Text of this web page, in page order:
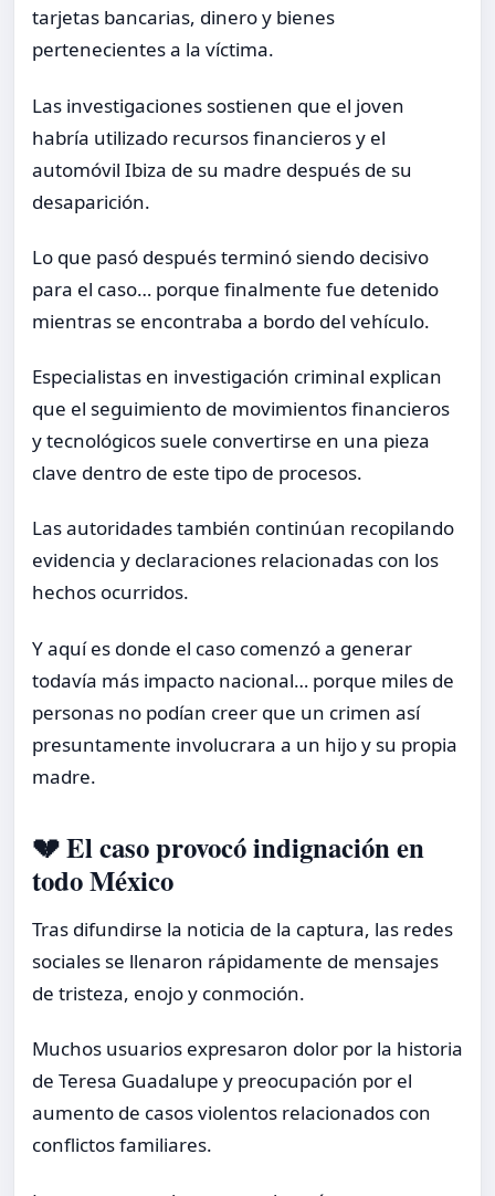
tarjetas bancarias, dinero y bienes
pertenecientes a la víctima.
Las investigaciones sostienen que el joven
habría utilizado recursos financieros y el
automóvil Ibiza de su madre después de su
desaparición.
Lo que pasó después terminó siendo decisivo
para el caso… porque finalmente fue detenido
mientras se encontraba a bordo del vehículo.
Especialistas en investigación criminal explican
que el seguimiento de movimientos financieros
y tecnológicos suele convertirse en una pieza
clave dentro de este tipo de procesos.
Las autoridades también continúan recopilando
evidencia y declaraciones relacionadas con los
hechos ocurridos.
Y aquí es donde el caso comenzó a generar
todavía más impacto nacional… porque miles de
personas no podían creer que un crimen así
presuntamente involucrara a un hijo y su propia
madre.
💔 El caso provocó indignación en
todo México
Tras difundirse la noticia de la captura, las redes
sociales se llenaron rápidamente de mensajes
de tristeza, enojo y conmoción.
Muchos usuarios expresaron dolor por la historia
de Teresa Guadalupe y preocupación por el
aumento de casos violentos relacionados con
conflictos familiares.